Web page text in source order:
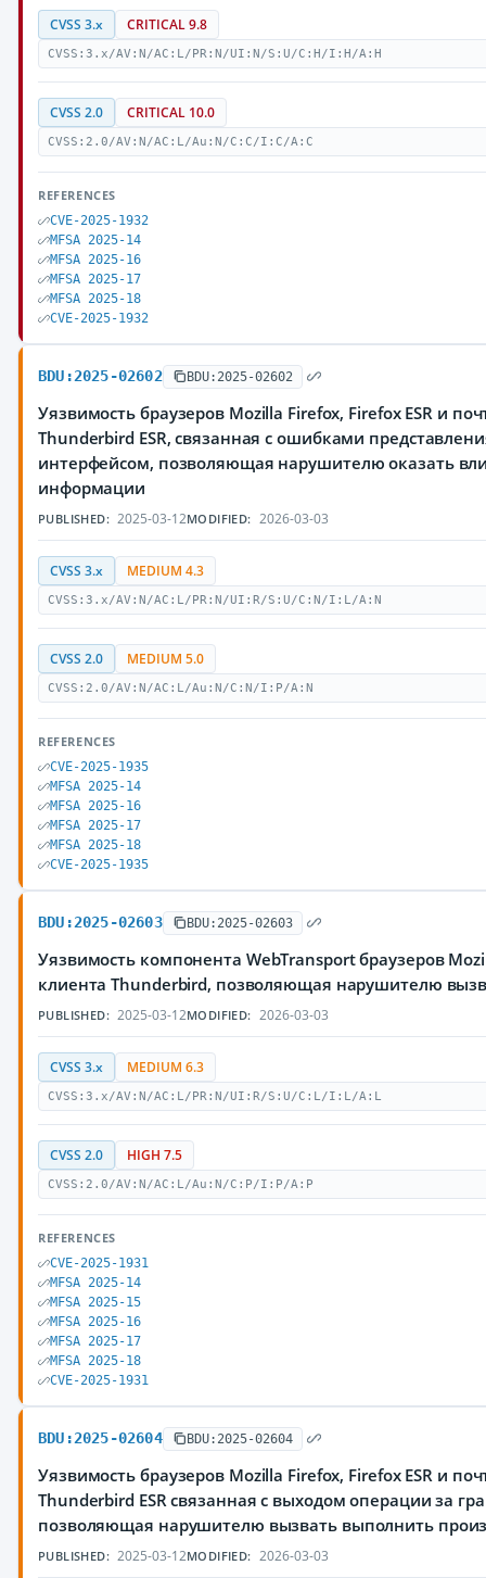
CVSS 3.x CRITICAL 9.8
CVSS:3.x/AV:N/AC:L/PR:N/UI:N/S:U/C:H/I:H/A:H
CVSS 2.0 CRITICAL 10.0
CVSS:2.0/AV:N/AC:L/Au:N/C:C/I:C/A:C
REFERENCES
CVE-2025-1932
MFSA 2025-14
MFSA 2025-16
MFSA 2025-17
MFSA 2025-18
CVE-2025-1932
BDU:2025-02602 BDU:2025-02602
Уязвимость браузеров Mozilla Firefox, Firefox ESR и
Thunderbird ESR, связанная с ошибками
интерфейсом, позволяющая нарушителю оказать
информации
PUBLISHED: 2025-03-12MODIFIED: 2026-03-03
CVSS 3.x MEDIUM 4.3
CVSS:3.x/AV:N/AC:L/PR:N/UI:R/S:U/C:N/I:L/A:N
CVSS 2.0 MEDIUM 5.0
CVSS:2.0/AV:N/AC:L/Au:N/C:N/I:P/A:N
REFERENCES
CVE-2025-1935
MFSA 2025-14
MFSA 2025-16
MFSA 2025-17
MFSA 2025-18
CVE-2025-1935
BDU:2025-02603 BDU:2025-02603
Уязвимость компонента WebTransport браузеров
клиента Thunderbird, позволяющая нарушителю
PUBLISHED: 2025-03-12MODIFIED: 2026-03-03
CVSS 3.x MEDIUM 6.3
CVSS:3.x/AV:N/AC:L/PR:N/UI:R/S:U/C:L/I:L/A:L
CVSS 2.0 HIGH 7.5
CVSS:2.0/AV:N/AC:L/Au:N/C:P/I:P/A:P
REFERENCES
CVE-2025-1931
MFSA 2025-14
MFSA 2025-15
MFSA 2025-16
MFSA 2025-17
MFSA 2025-18
CVE-2025-1931
BDU:2025-02604 BDU:2025-02604
Уязвимость браузеров Mozilla Firefox, Firefox ESR и
Thunderbird ESR связанная с выходом операции за
позволяющая нарушителю вызвать выполнить
PUBLISHED: 2025-03-12MODIFIED: 2026-03-03